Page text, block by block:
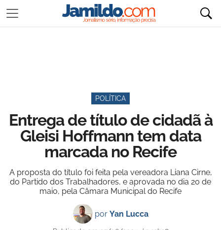
POLÍTICA
Entrega de título de cidadã à
Gleisi Hoffmann tem data
marcada no Recife
A proposta do título foi feita pela vereadora Liana Cirne,
do Partido dos Trabalhadores, e aprovada no dia 20 de
maio, pela Câmara Municipal do Recife
por Yan Lucca